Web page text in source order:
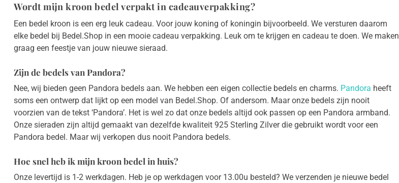
Wordt mijn kroon bedel verpakt in cadeauverpakking?
Een bedel kroon is een erg leuk cadeau. Voor jouw koning of koningin bijvoorbeeld. We versturen daarom
elke bedel bij Bedel.Shop in een mooie cadeau verpakking. Leuk om te krijgen en cadeau te doen. We maken
graag een feestje van jouw nieuwe sieraad.
Zijn de bedels van Pandora?
Nee, wij bieden geen Pandora bedels aan. We hebben een eigen collectie bedels en charms. Pandora heeft
soms een ontwerp dat lijkt op een model van Bedel.Shop. Of andersom. Maar onze bedels zijn nooit
voorzien van de tekst ‘Pandora’. Het is wel zo dat onze bedels altijd ook passen op een Pandora armband.
Onze sieraden zijn altijd gemaakt van dezelfde kwaliteit 925 Sterling Zilver die gebruikt wordt voor een
Pandora bedel. Maar wij verkopen dus nooit Pandora bedels.
Hoe snel heb ik mijn kroon bedel in huis?
Onze levertijd is 1-2 werkdagen. Heb je op werkdagen voor 13.00u besteld? We verzenden je nieuwe bedel